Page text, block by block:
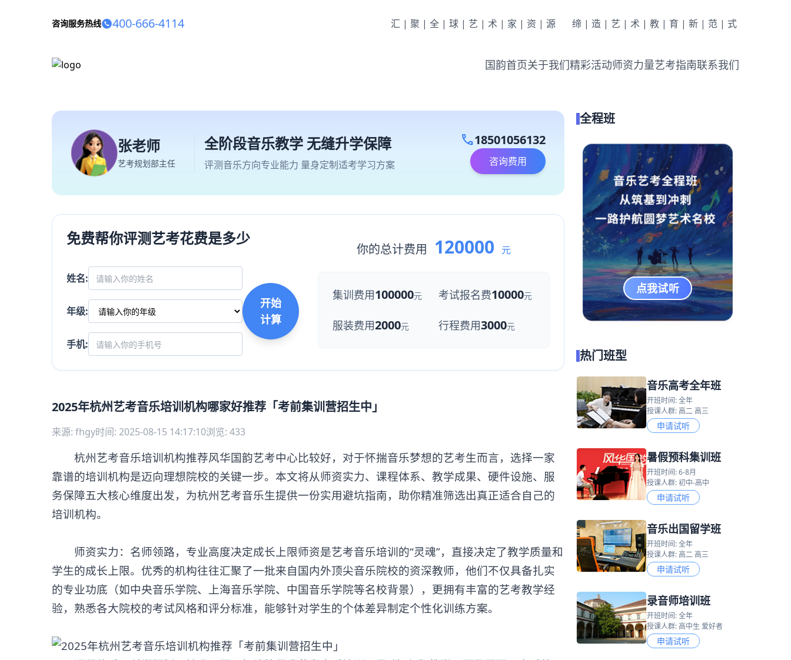
咨询服务热线 400-666-4114 汇|聚|全|球|艺|术|家|资|源 缔|造|艺|术|教|育|新|范|式
国韵首页关于我们精彩活动师资力量艺考指南联系我们
张老师
艺考规划部主任
全阶段音乐教学 无缝升学保障
评测音乐方向专业能力 量身定制适考学习方案
call18501056132
咨询费用
免费帮你评测艺考花费是多少
姓名:
年级:
手机:
开始
计算
你的总计费用 120000 元
集训费用100000元 考试报名费10000元
服装费用2000元 行程费用3000元
2025年杭州艺考音乐培训机构哪家好推荐「考前集训营招生中」
来源: fhgy时间: 2025-08-15 14:17:10浏览: 433
杭州艺考音乐培训机构推荐风华国韵艺考中心比较好，对于怀揣音乐梦想的艺考生而言，选择一家
靠谱的培训机构是迈向理想院校的关键一步。本文将从师资实力、课程体系、教学成果、硬件设施、服
务保障五大核心维度出发，为杭州艺考音乐生提供一份实用避坑指南，助你精准筛选出真正适合自己的
培训机构。
师资实力：名师领路，专业高度决定成长上限师资是艺考音乐培训的“灵魂”，直接决定了教学质量和
学生的成长上限。优秀的机构往往汇聚了一批来自国内外顶尖音乐院校的资深教师，他们不仅具备扎实
的专业功底（如中央音乐学院、上海音乐学院、中国音乐学院等名校背景），更拥有丰富的艺考教学经
验，熟悉各大院校的考试风格和评分标准，能够针对学生的个体差异制定个性化训练方案。
全程班
点我试听
热门班型
音乐高考全年班
开班时间: 全年
授课人群: 高二 高三
申请试听
暑假预科集训班
开班时间: 6-8月
授课人群: 初中-高中
申请试听
音乐出国留学班
开班时间: 全年
授课人群: 高二 高三
申请试听
录音师培训班
开班时间: 全年
授课人群: 高中生 爱好者
申请试听